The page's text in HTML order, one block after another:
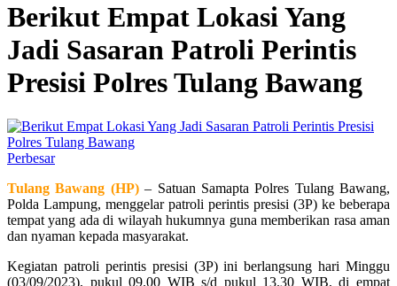
Berikut Empat Lokasi Yang
Jadi Sasaran Patroli Perintis
Presisi Polres Tulang Bawang
Perbesar
Tulang Bawang (HP)– Satuan Samapta Polres Tulang Bawang,
Polda Lampung, menggelar patroli perintis presisi (3P) ke beberapa
tempat yang ada di wilayah hukumnya guna memberikan rasa aman
dan nyaman kepada masyarakat.
Kegiatan patroli perintis presisi (3P) ini berlangsung hari Minggu
(03/09/2023), pukul 09.00 WIB s/d pukul 13.30 WIB, di empat